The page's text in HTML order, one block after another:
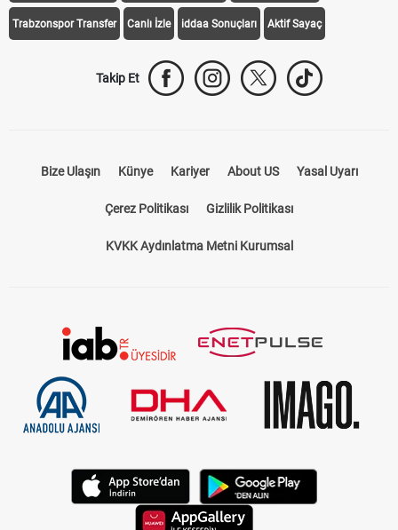
Trabzonspor Transfer Canlı İzle iddaa Sonuçları Aktif Sayaç
Takip Et
Bize Ulaşın Künye Kariyer About US Yasal Uyarı
Çerez Politikası Gizlilik Politikası
KVKK Aydınlatma Metni Kurumsal